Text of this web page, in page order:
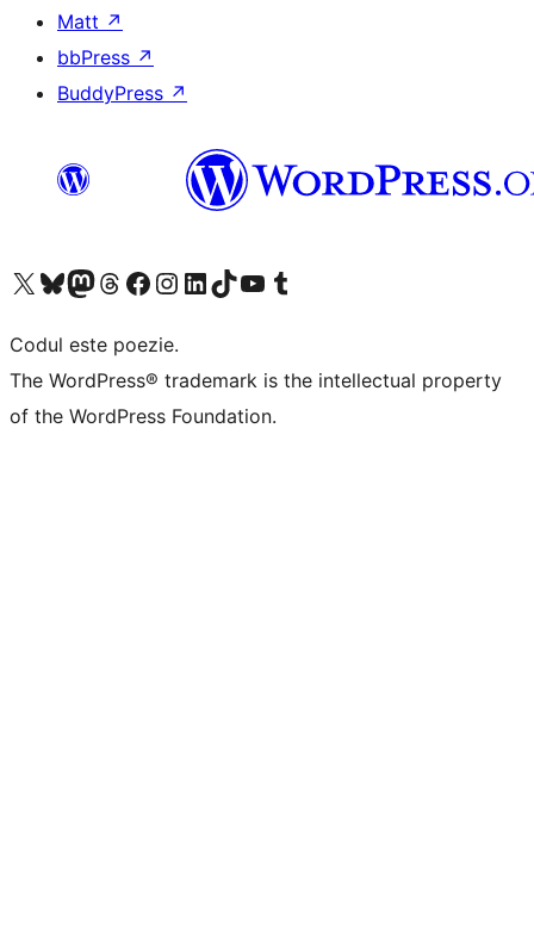
Matt ↗
bbPress ↗
BuddyPress ↗
Mergi la contul nostru X (fost Twitter)
Vizitează contul nostru Bluesky
Vizitează contul nostru Mastodon
Vizitează contul nostru Threads
Vizitează pagina noastră Facebook
Vizitează-ne pe Instagram
Vizitează-ne pe LinkedIn
Vizitează contul nostru TikTok
Vizitează canalul nostru YouTube
Vizitează contul nostru Tumblr
Codul este poezie.
The WordPress® trademark is the intellectual property
of the WordPress Foundation.